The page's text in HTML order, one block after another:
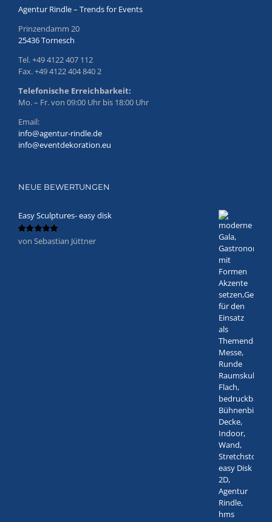
Agentur Rindle – Trends for Events
Prinzendamm 20
25436 Tornesch
Tel. +49 4122 407 112
Fax. +49 4122 404 840 2
Telefonische Erreichbarkeit:
Mo. – Fr. von 09:00 Uhr bis 18:00 Uhr
Email:
info@agentur-rindle.de
info@eventdekoration.eu
NEUE BEWERTUNGEN
Easy Sculptures- easy disk
Bewertet
von Sebastian Jüttner